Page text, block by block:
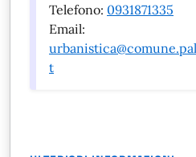
Telefono: 0931871335
Email:
t